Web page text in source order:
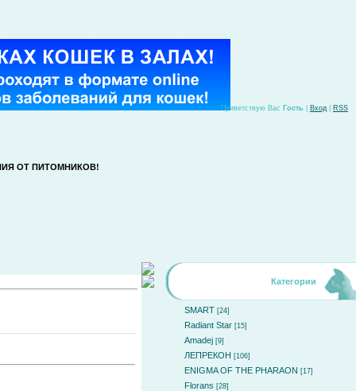
Приветствую Вас Гость Вход RSS
ОТ ПИТОМНИКОВ!
Категории
SMART [24]
Radiant Star [15]
Amadej [9]
ЛЕПРЕКОН [106]
ENIGMA OF THE PHARAON [17]
Florans [28]